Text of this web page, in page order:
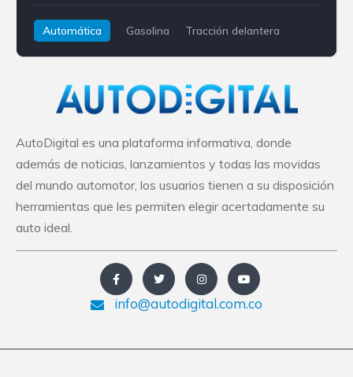
Automática Gasolina
Tracción delantera
AutoDigital es una plataforma informativa, donde
además de noticias, lanzamientos y todas las movidas
del mundo automotor, los usuarios tienen a su disposición
herramientas que les permiten elegir acertadamente su
auto ideal.
info@autodigital.com.co